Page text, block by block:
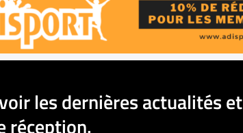
les dernières actualités et
réception.